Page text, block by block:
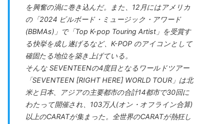
を興奮の渦に巻き込んだ。また、12月にはアメリカ
の「2024 ビルボード・ミュージック・アワード
(BBMAs)」で「Top K-pop Touring Artist」を受賞す
る快挙を成し遂げるなど、K-POP のアイコンとして
確固たる地位を築き上げている。
そんな SEVENTEENの4度目となるワールドツアー
「SEVENTEEN [RIGHT HERE] WORLD TOUR」は北
米と日本、アジアの主要都市の合計14都市で30回に
わたって開催され、103万人(オン・オフライン合算)
以上のCARATが集まった。全世界のCARATが熱狂し